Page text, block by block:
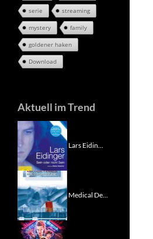
serie streaming
mystery family
goldener haken
Download
Aktuell im Trend
Lars Eidin...
Medical De...